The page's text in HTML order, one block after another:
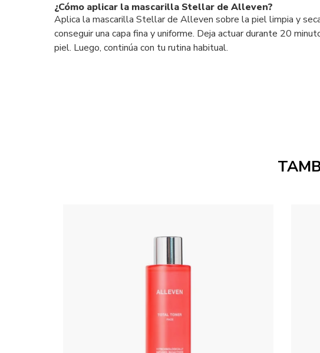
¿Cómo aplicar la mascarilla Stellar de Alleven?
Aplica la mascarilla Stellar de Alleven sobre la piel limpia y
conseguir una capa fina y uniforme. Deja actuar durante 20
piel. Luego, continúa con tu rutina habitual.